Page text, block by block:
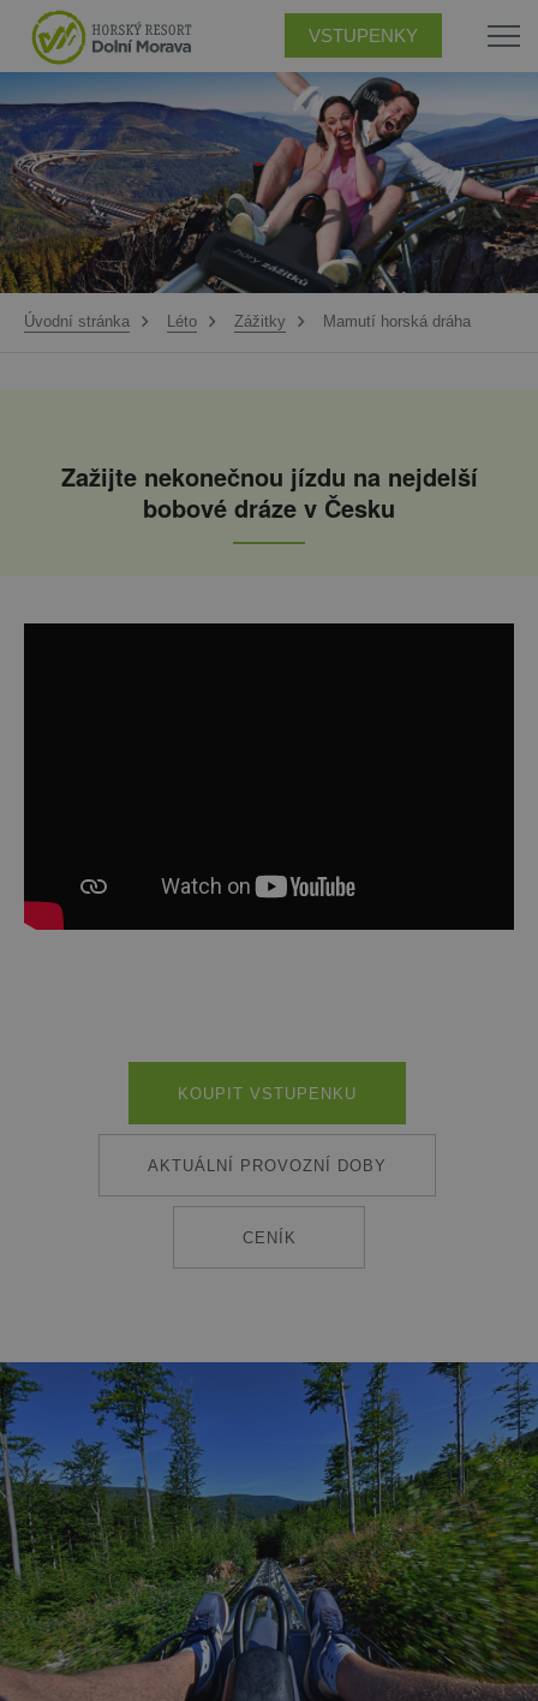
VSTUPENKY
Úvodní stránka Léto Zážitky Mamutí horská dráha
Zažijte nekonečnou jízdu na nejdelší
bobové dráze v Česku
KOUPIT VSTUPENKU
AKTUÁLNÍ PROVOZNÍ DOBY
CENÍK